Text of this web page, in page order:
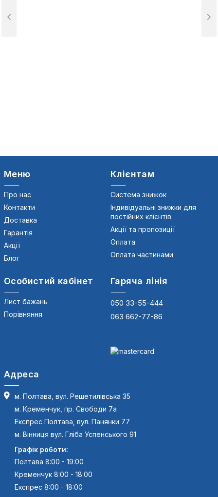
Меню
Про нас
Контакти
Доставка
Гарантія
Акції
Блог
Клієнтам
Система знижок
Індивідуальні знижки для
постійних клієнтів
Акції та пропозиції
Оплата
Оплата частинами
Особистий кабінет
Лист бажань
Порівняння
Гаряча лінія
050 33-55-444
063 662-77-86
Адреса
м. Полтава, вул. Решетилівська 35
м. Кременчук, пр. Свободи 7а
Експрес Полтава, вул. Панянки 77
м. Вінниця вул. Гліба Успенського 91
Графік роботи:
Полтава 8:00 - 19:00
Кременчук 8:00 - 18:00
Експрес 8:00 - 18:00